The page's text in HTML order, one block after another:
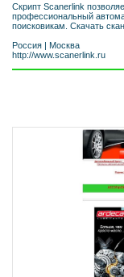
Скрипт Scanerlink
профессиональный
поисковикам. Скачать
Россия | Москва
http://www.scanerlink.ru